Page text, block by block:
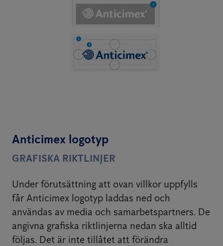
Anticimex logotyp
GRAFISKA RIKTLINJER
Under förutsättning att ovan villkor uppfylls
får Anticimex logotyp laddas ned och
användas av media och samarbetspartners. De
angivna grafiska riktlinjerna nedan ska alltid
följas. Det är inte tillåtet att förändra